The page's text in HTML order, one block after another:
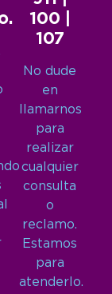
100 |
107
No dude
en
llamarnos
para
realizar
cualquier
consulta
o
reclamo.
Estamos
para
atenderlo.